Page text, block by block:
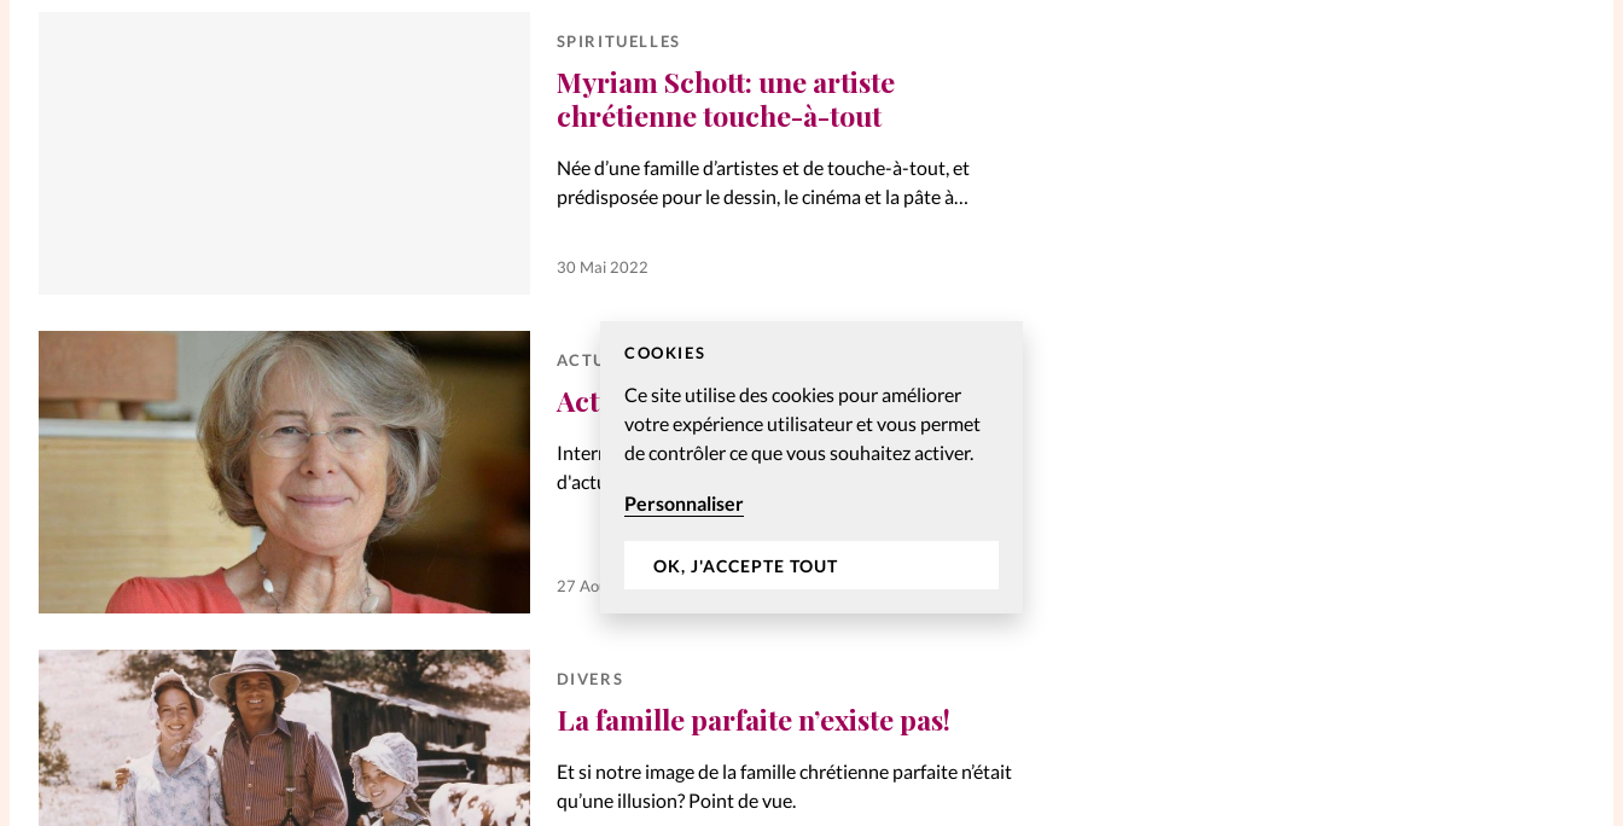
COOKIES
Ce site utilise des cookies pour améliorer
votre expérience utilisateur et vous permet
de contrôler ce que vous souhaitez activer.
Personnaliser
OK, J'ACCEPTE TOUT
SPIRITUELLES
Myriam Schott: une artiste
chrétienne touche-à-tout
Née d’une famille d’artistes et de touche-à-tout, et
prédisposée pour le dessin, le cinéma et la pâte à
30 Mai 2022
ACTUS AU FÉMININ
Actus au féminin
International, culture, foi, Eglises... Notre sélection
d'actualités au féminin.
27 Août 2020
DIVERS
La famille parfaite n’existe pas!
Et si notre image de la famille chrétienne parfaite n’était
qu’une illusion? Point de vue.